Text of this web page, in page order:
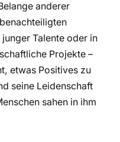
anderer
Talente oder in
Projekte –
etwas Positives zu
seine Leidenschaft
sahen in ihm